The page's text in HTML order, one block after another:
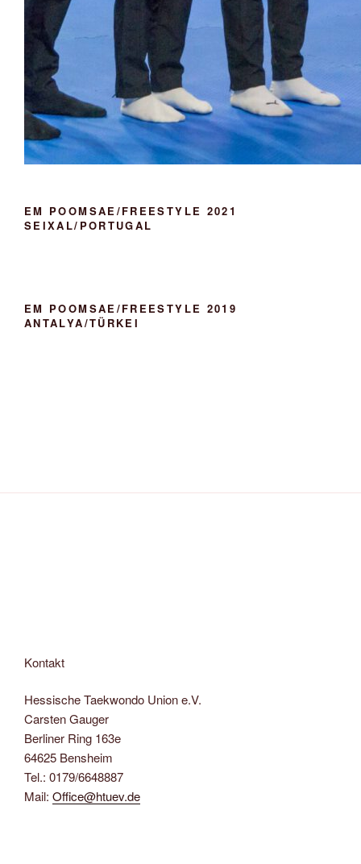
EM POOMSAE/FREESTYLE 2021
SEIXAL/PORTUGAL
EM POOMSAE/FREESTYLE 2019
ANTALYA/TÜRKEI
Kontakt
Hessische Taekwondo Union e.V.
Carsten Gauger
Berliner Ring 163e
64625 Bensheim
Tel.: 0179/6648887
Mail: Office@htuev.de